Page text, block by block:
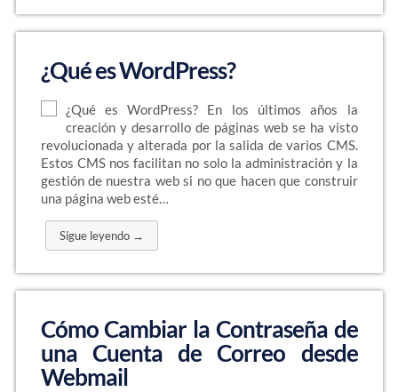
¿Qué es WordPress?
¿Qué es WordPress? En los últimos años la
creación y desarrollo de páginas web se ha visto
revolucionada y alterada por la salida de varios CMS.
Estos CMS nos facilitan no solo la administración y la
gestión de nuestra web si no que hacen que construir
una página web esté…
Sigue leyendo →
Cómo Cambiar la Contraseña de
una Cuenta de Correo desde
Webmail